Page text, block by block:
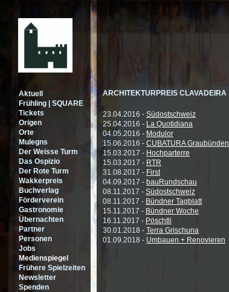
Aktuell
Frühling | SQUARE
Tickets
Origen
Orte
Mulegns
Der Weisse Turm
Das Ospizio
Der Rote Turm
Wakkerpreis
Buchverlag
Förderverein
Gastronomie
Übernachten
Partner
Personen
Jobs
Medienspiegel
Frühere Spielzeiten
Newsletter
Spenden
ARCHITEKTURPREIS CLAVADEIRA
23.04.2016 - Südostschweiz
25.04.2016 - La Quotidiana
04.05.2016 - Modulor
15.06.2016 - CUBATURA Graubünden
15.03.2017 - Hochparterre
15.03.2017 - RTR
31.08.2017 - First
04.09.2017 - bauRundschau
08.11.2017 - Südostschweiz
08.11.2017 - Bündner Tagblatt
15.11.2017 - Bündner Woche
16.11.2017 - Pöschtli
30.01.2018 - Terra Grischuna
01.09.2018 - Umbauen + Renovieren